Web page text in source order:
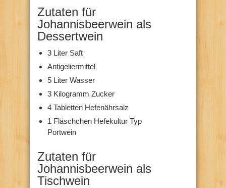
Zutaten für
Johannisbeerwein als
Dessertwein
3 Liter Saft
Antigeliermittel
5 Liter Wasser
3 Kilogramm Zucker
4 Tabletten Hefenährsalz
1 Fläschchen Hefekultur Typ
Portwein
Zutaten für
Johannisbeerwein als
Tischwein